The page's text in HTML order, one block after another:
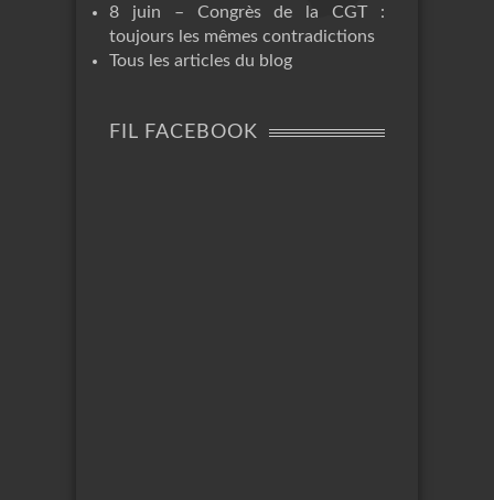
8 juin – Congrès de la CGT :
toujours les mêmes contradictions
Tous les articles du blog
FIL FACEBOOK